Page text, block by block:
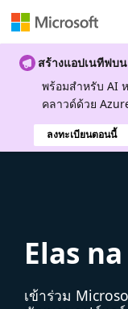
สร้างแอปเนทีฟบ
พร้อมสําหรับ AI
คลาวด์ด้วย
ลงทะเบียนตอนนี้
Elas
เข้าร่วม